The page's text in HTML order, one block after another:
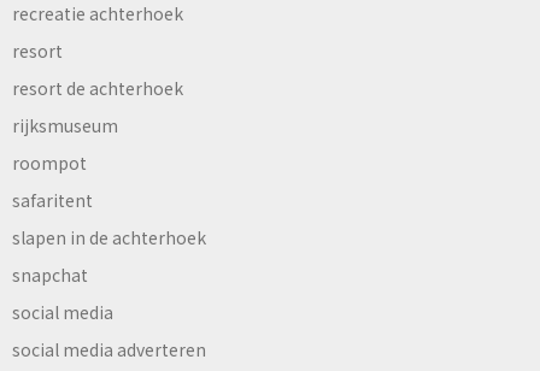
recreatie achterhoek
resort
resort de achterhoek
rijksmuseum
roompot
safaritent
slapen in de achterhoek
snapchat
social media
social media adverteren